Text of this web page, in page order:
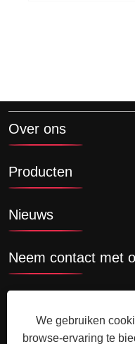
Over ons
Producten
Nieuws
Neem contact met
We gebruiken
browse-ervaring te